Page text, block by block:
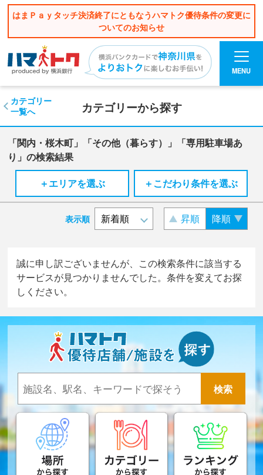
はまＰａｙタッチ決済終了にともなうハマトク優待条件の変更に
ついてのお知らせ
MENU
カテゴリーから探す
カテゴリー
一覧へ
「関内・桜木町」「その他（暮らす）」「専用駐車場あ
り」の検索結果
＋エリアを選ぶ
＋こだわり条件を選ぶ
表示順 昇順 降順
誠に申し訳ございませんが、この検索条件に該当する
サービスが見つかりませんでした。条件を変えてお探
しください。